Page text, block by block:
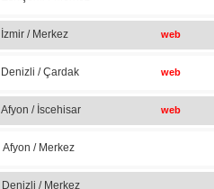
İzmir / Merkez web
Denizli / Çardak web
Afyon / İscehisar web
Afyon / Merkez
Denizli / Merkez